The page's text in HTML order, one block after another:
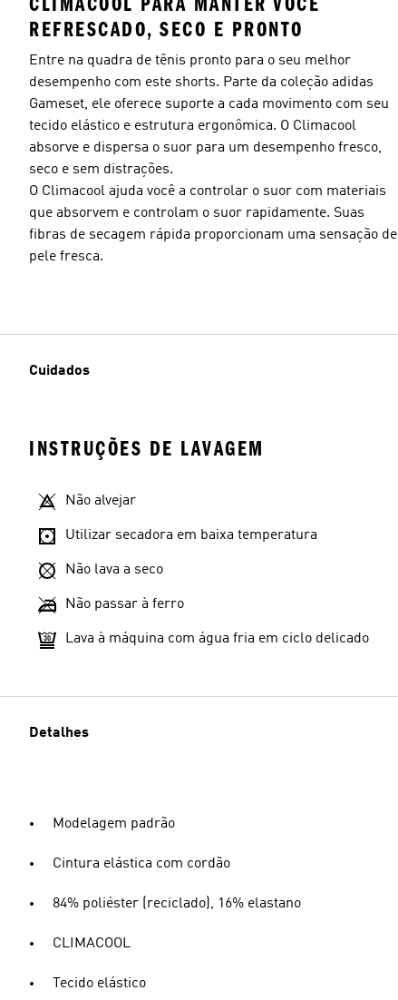
REFRESCADO, SECO E PRONTO
Entre na quadra de tênis pronto para o seu melhor
desempenho com este shorts. Parte da coleção adidas
Gameset, ele oferece suporte a cada movimento com seu
tecido elástico e estrutura ergonômica. O Climacool
absorve e dispersa o suor para um desempenho fresco,
seco e sem distrações.
O Climacool ajuda você a controlar o suor com materiais
que absorvem e controlam o suor rapidamente. Suas
fibras de secagem rápida proporcionam uma sensação de
pele fresca.
Cuidados
INSTRUÇÕES DE LAVAGEM
Não alvejar
Utilizar secadora em baixa temperatura
Não lava a seco
Não passar à ferro
Lava à máquina com água fria em ciclo delicado
Detalhes
Modelagem padrão
Cintura elástica com cordão
84% poliéster (reciclado), 16% elastano
CLIMACOOL
Tecido elástico